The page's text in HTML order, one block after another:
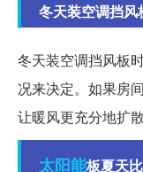
冬天装空调挡
冬天装空调挡风板
况来决定。如果房
让暖风更充分地扩
太阳能板夏天